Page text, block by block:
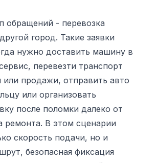
обращений - перевозка
город. Такие заявки
нужно доставить машину в
перевезти транспорт
или продажи, отправить авто
или организовать
после поломки далеко от
ремонта. В этом сценарии
скорость подачи, но и
безопасная фиксация